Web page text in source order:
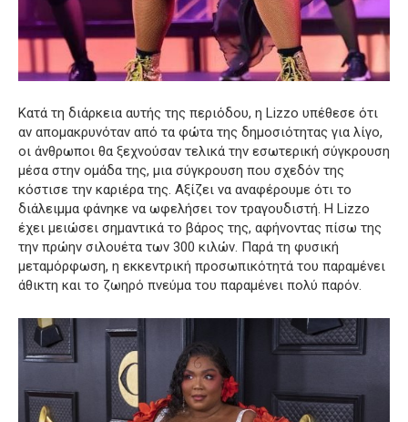
Κατά τη διάρκεια αυτής της περιόδου, η Lizzo υπέθεσε ότι
αν απομακρυνόταν από τα φώτα της δημοσιότητας για λίγο,
οι άνθρωποι θα ξεχνούσαν τελικά την εσωτερική σύγκρουση
μέσα στην ομάδα της, μια σύγκρουση που σχεδόν της
κόστισε την καριέρα της. Αξίζει να αναφέρουμε ότι το
διάλειμμα φάνηκε να ωφελήσει τον τραγουδιστή. Η Lizzo
έχει μειώσει σημαντικά το βάρος της, αφήνοντας πίσω της
την πρώην σιλουέτα των 300 κιλών. Παρά τη φυσική
μεταμόρφωση, η εκκεντρική προσωπικότητά του παραμένει
άθικτη και το ζωηρό πνεύμα του παραμένει πολύ παρόν.